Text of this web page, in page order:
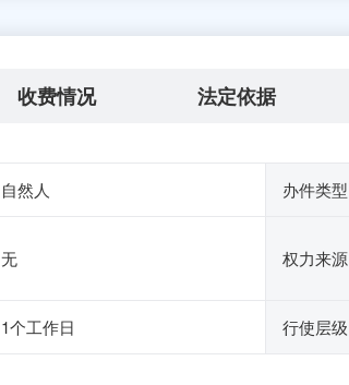
收费情况 法定依据
自然人 办件类型
无 权力来源
1个工作日 行使层级